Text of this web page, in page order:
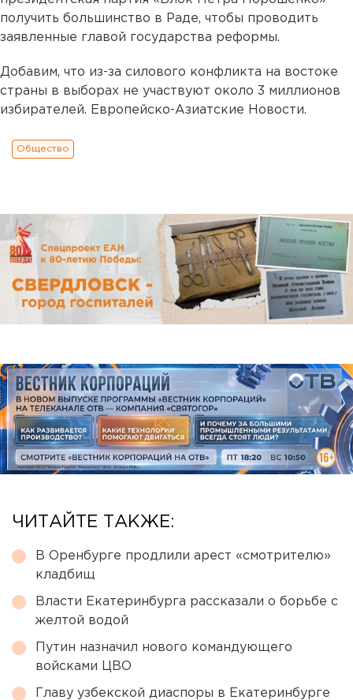
получить большинство в Раде, чтобы проводить
заявленные главой государства реформы.
Добавим, что из-за силового конфликта на востоке
страны в выборах не участвуют около 3 миллионов
избирателей. Европейско-Азиатские Новости.
Общество
ЧИТАЙТЕ ТАКЖЕ:
В Оренбурге продлили арест «смотрителю»
кладбищ
Власти Екатеринбурга рассказали о борьбе с
желтой водой
Путин назначил нового командующего
войсками ЦВО
Главу узбекской диаспоры в Екатеринбурге